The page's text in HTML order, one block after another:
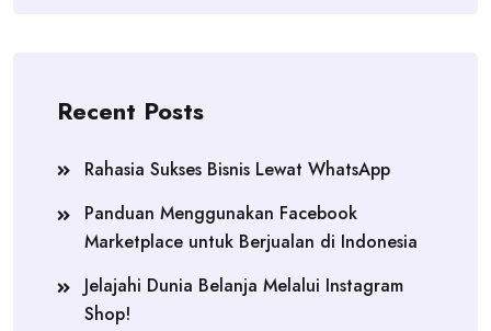
Recent Posts
Rahasia Sukses Bisnis Lewat WhatsApp
Panduan Menggunakan Facebook
Marketplace untuk Berjualan di Indonesia
Jelajahi Dunia Belanja Melalui Instagram
Shop!